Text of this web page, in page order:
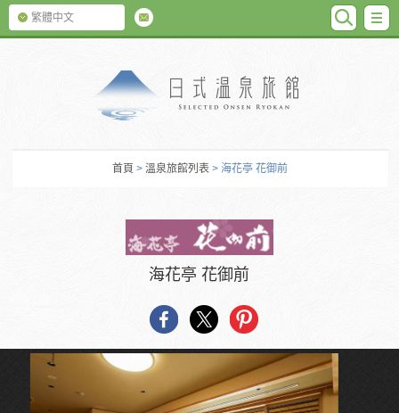
繁體中文
首頁 >溫泉旅館列表 > 海花亭 花御前
海花亭 花御前